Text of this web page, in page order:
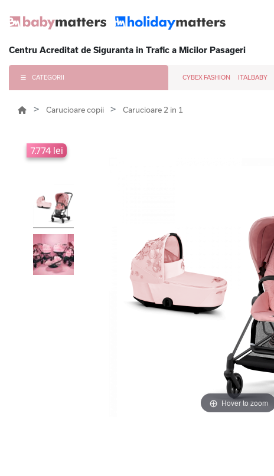
Centru Acreditat de Siguranta in Trafic a Micilor Pasageri
CATEGORII CYBEX FASHION ITALBABY
Carucioare copii Carucioare 2 in 1
7.774 lei
Hover to zoom